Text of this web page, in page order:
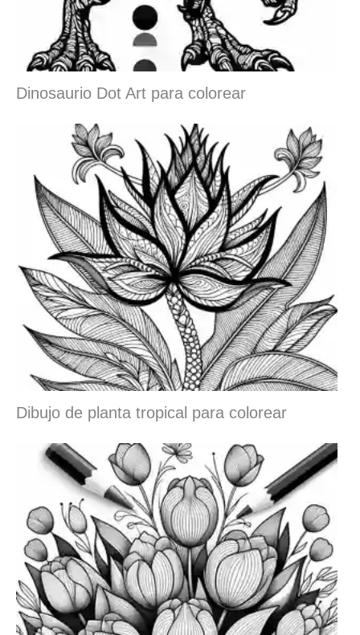
Dinosaurio Dot Art para colorear
Dibujo de planta tropical para colorear